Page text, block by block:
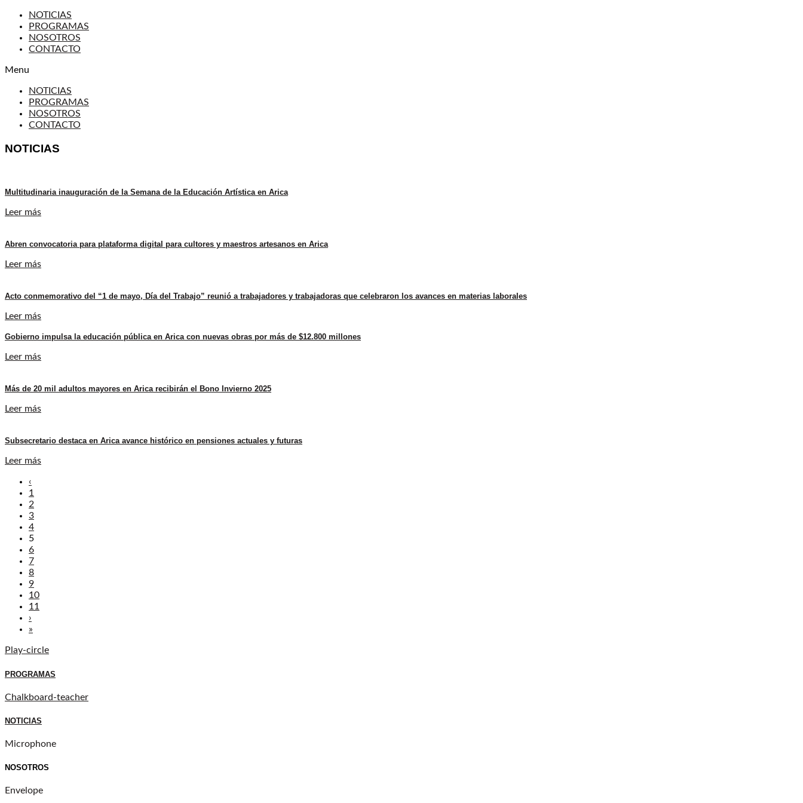
NOTICIAS
PROGRAMAS
NOSOTROS
CONTACTO
Menu
NOTICIAS
PROGRAMAS
NOSOTROS
CONTACTO
NOTICIAS
Multitudinaria inauguración de la Semana de la Educación Artística en Arica
Leer más
Abren convocatoria para plataforma digital para cultores y maestros artesanos en Arica
Leer más
Acto conmemorativo del “1 de mayo, Día del Trabajo” reunió a trabajadores y trabajadoras que celebraron los avances en materias laborales
Leer más
Gobierno impulsa la educación pública en Arica con nuevas obras por más de $12.800 millones
Leer más
Más de 20 mil adultos mayores en Arica recibirán el Bono Invierno 2025
Leer más
Subsecretario destaca en Arica avance histórico en pensiones actuales y futuras
Leer más
‹
1
2
3
4
5
6
7
8
9
10
11
›
»
Play-circle
PROGRAMAS
Chalkboard-teacher
NOTICIAS
Microphone
NOSOTROS
Envelope